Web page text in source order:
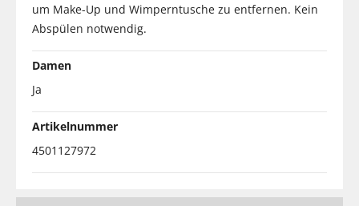
um Make-Up und Wimperntusche zu entfernen. Kein
Abspülen notwendig.
Damen
Ja
Artikelnummer
4501127972